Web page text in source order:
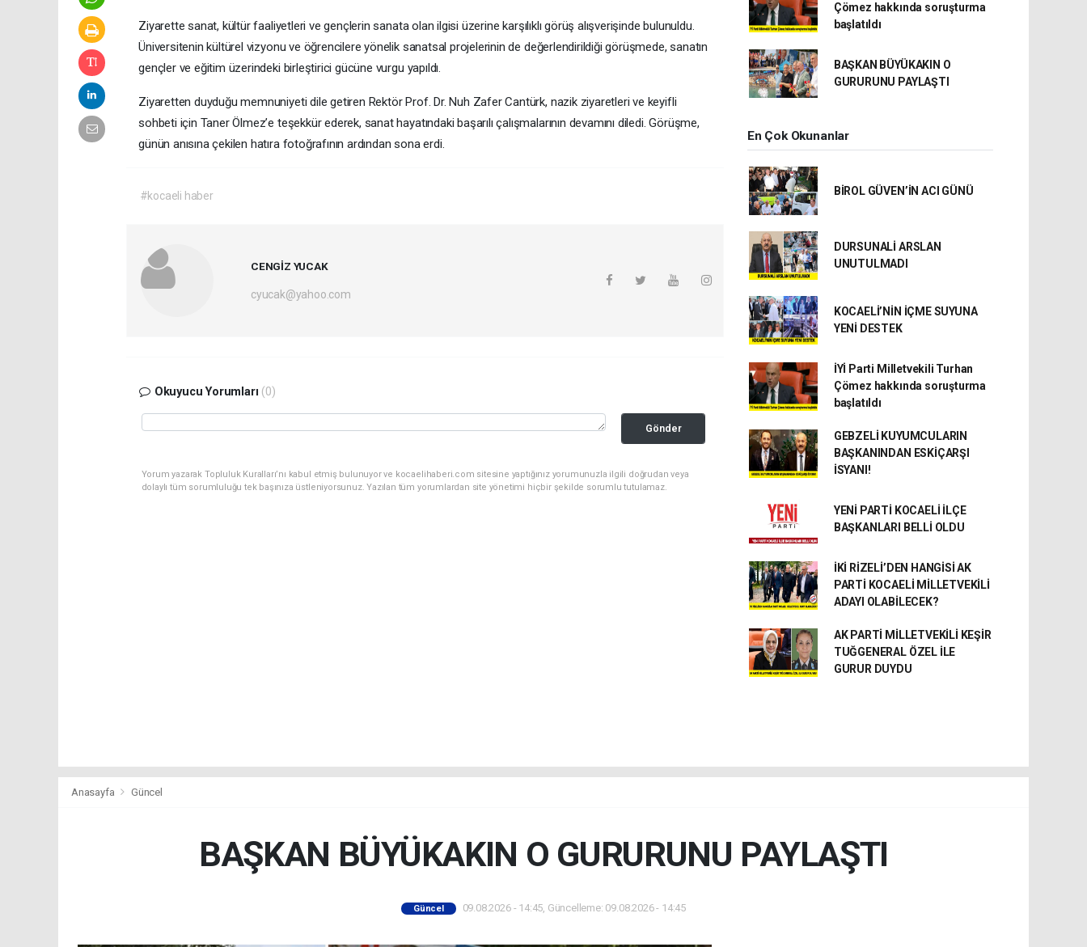
Ziyarette sanat, kültür faaliyetleri ve gençlerin sanata olan ilgisi üzerine karşılıklı görüş alışverişinde bulunuldu.
Üniversitenin kültürel vizyonu ve öğrencilere yönelik sanatsal projelerinin de değerlendirildiği görüşmede, sanatın
gençler ve eğitim üzerindeki birleştirici gücüne vurgu yapıldı.
Ziyaretten duyduğu memnuniyeti dile getiren Rektör Prof. Dr. Nuh Zafer Cantürk, nazik ziyaretleri ve keyifli
sohbeti için Taner Ölmez’e teşekkür ederek, sanat hayatındaki başarılı çalışmalarının devamını diledi. Görüşme,
günün anısına çekilen hatıra fotoğrafının ardından sona erdi.
#kocaeli haber
CENGİZ YUCAK
cyucak@yahoo.com
Okuyucu Yorumları (0)
Gönder
Yorum yazarak Topluluk Kuralları’nı kabul etmiş bulunuyor ve kocaelihaberi.com sitesine yaptığınız yorumunuzla ilgili doğrudan veya
dolaylı tüm sorumluluğu tek başınıza üstleniyorsunuz. Yazılan tüm yorumlardan site yönetimi hiçbir şekilde sorumlu tutulamaz.
Çömez hakkında soruşturma
başlatıldı
BAŞKAN BÜYÜKAKIN O
GURURUNU PAYLAŞTI
En Çok Okunanlar
BİROL GÜVEN’İN ACI GÜNÜ
DURSUNALİ ARSLAN
UNUTULMADI
KOCAELİ’NİN İÇME SUYUNA
YENİ DESTEK
İYİ Parti Milletvekili Turhan
Çömez hakkında soruşturma
başlatıldı
GEBZELİ KUYUMCULARIN
BAŞKANINDAN ESKİÇARŞI
İSYANI!
YENİ PARTİ KOCAELİ İLÇE
BAŞKANLARI BELLİ OLDU
İKİ RİZELİ’DEN HANGİSİ AK
PARTİ KOCAELİ MİLLETVEKİLİ
ADAYI OLABİLECEK?
AK PARTİ MİLLETVEKİLİ KEŞİR
TUĞGENERAL ÖZEL İLE
GURUR DUYDU
Anasayfa Güncel
BAŞKAN BÜYÜKAKIN O GURURUNU PAYLAŞTI
Güncel 09.08.2026 - 14:45, Güncelleme: 09.08.2026 - 14:45